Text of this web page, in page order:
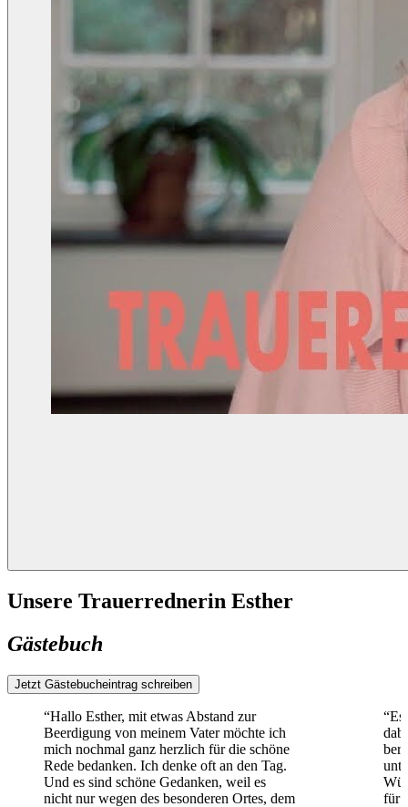
Unsere Trauerrednerin Esther
Gästebuch
Jetzt Gästebucheintrag schreiben
“Hallo Esther, mit etwas Abstand zur
Beerdigung von meinem Vater möchte ich
mich nochmal ganz herzlich für die schöne
Rede bedanken. Ich denke oft an den Tag.
Und es sind schöne Gedanken, weil es
nicht nur wegen des besonderen Ortes, dem
für